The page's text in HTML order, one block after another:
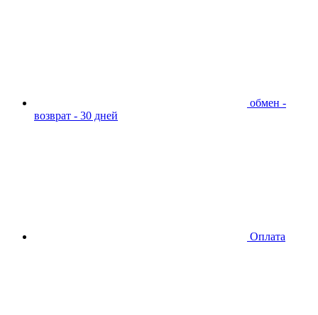
обмен -
возврат - 30 дней
Оплата